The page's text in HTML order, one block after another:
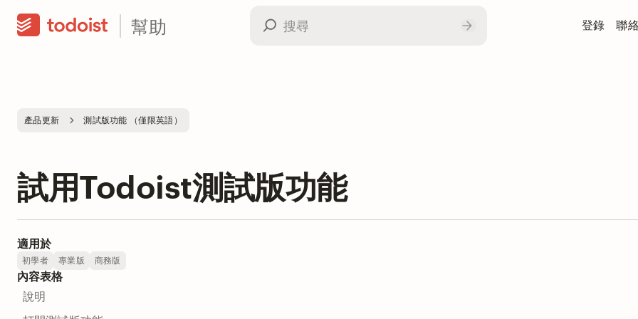
幫助 登錄 聯
產品更新 測試版功能 （僅限英語）
試用Todoist測試版功能
適用於
初學者 專業版 商務版
內容表格
說明